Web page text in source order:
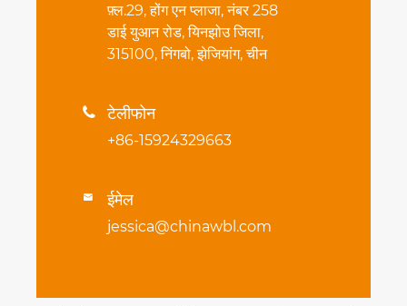
फ़्ल.29, होंग एन प्लाजा, नंबर 258
डाई युआन रोड, यिनझोउ जिला,
315100, निंगबो, झेजियांग, चीन
 टेलीफोन
+86-15924329663
 ईमेल
jessica@chinawbl.com